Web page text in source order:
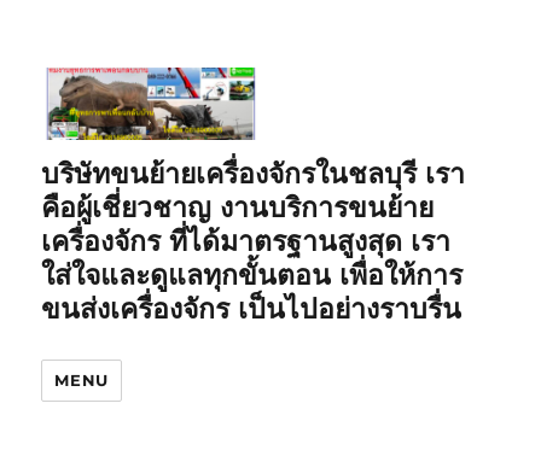
บริษัทขนย้ายเครื่องจักรในชลบุรี เรา
คือผู้เชี่ยวชาญ งานบริการขนย้าย
เครื่องจักร ที่ได้มาตรฐานสูงสุด เรา
ใส่ใจและดูแลทุกขั้นตอน เพื่อให้การ
ขนส่งเครื่องจักร เป็นไปอย่างราบรื่น
MENU